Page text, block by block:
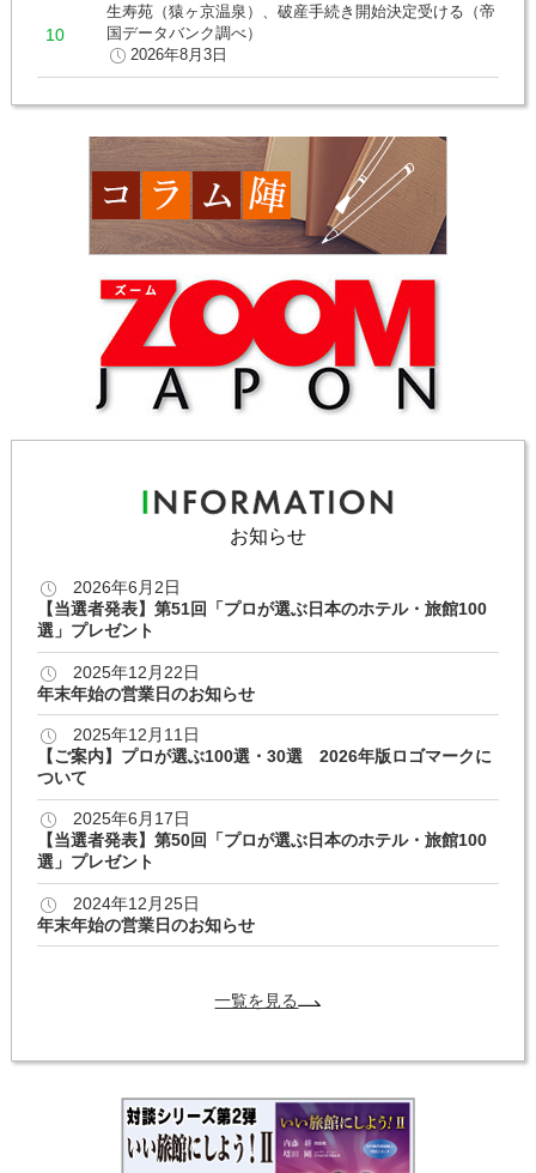
生寿苑（猿ヶ京温泉）、破産手続き開始決定受ける（帝
国データバンク調べ）
2026年8月3日
お知らせ
2026年6月2日
【当選者発表】第51回「プロが選ぶ日本のホテル・旅館100
選」プレゼント
2025年12月22日
年末年始の営業日のお知らせ
2025年12月11日
【ご案内】プロが選ぶ100選・30選 2026年版ロゴマークに
ついて
2025年6月17日
【当選者発表】第50回「プロが選ぶ日本のホテル・旅館100
選」プレゼント
2024年12月25日
年末年始の営業日のお知らせ
一覧を見る